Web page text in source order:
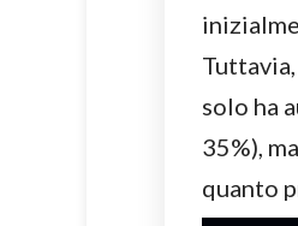
solo ha
35%),
quanto